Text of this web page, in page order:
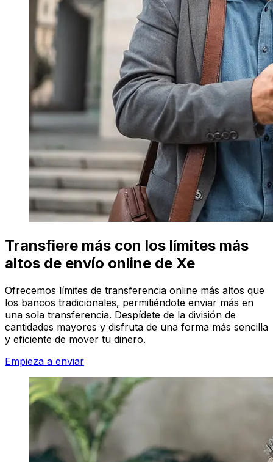
Transfiere más con los límites más
altos de envío online de Xe
Ofrecemos límites de transferencia online más altos que
los bancos tradicionales, permitiéndote enviar más en
una sola transferencia. Despídete de la división de
cantidades mayores y disfruta de una forma más sencilla
y eficiente de mover tu dinero.
Empieza a enviar